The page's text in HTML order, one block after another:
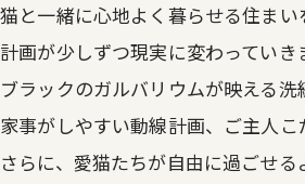
猫と一緒に心地よく暮らせる住ま
計画が少しずつ現実に変わっていき
ブラックのガルバリウムが映える
家事がしやすい動線計画、ご主人
さらに、愛猫たちが自由に過ごせ